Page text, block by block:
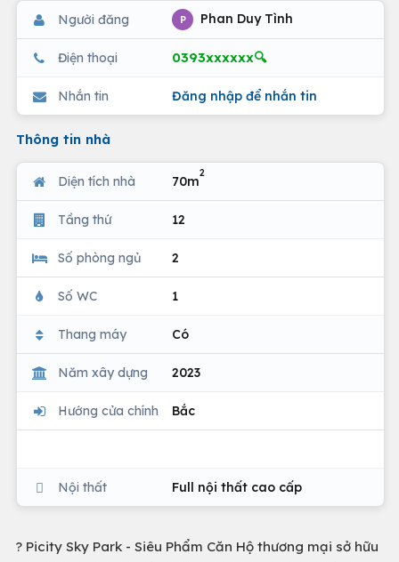
Người đăng P Phan Duy Tình
Điện thoại 0393xxxxxx🔍
Nhắn tin Đăng nhập để nhắn tin
Thông tin nhà
Diện tích nhà 70m
2
Tầng thứ 12
Số phòng ngủ 2
Số WC 1
Thang máy Có
Năm xây dựng 2023
Hướng cửa chính Bắc
Nội thất Full nội thất cao cấp
? Picity Sky Park - Siêu Phẩm Căn Hộ thương mại sở hữu